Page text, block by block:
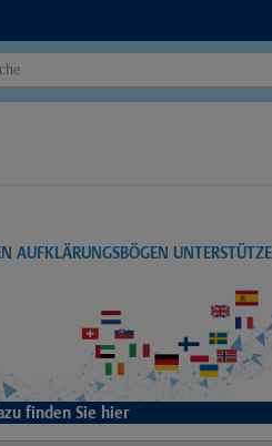
AUFKLÄRUNGSBÖGEN
finden Sie hier